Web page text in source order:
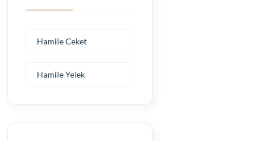
Hamile Ceket
Hamile Yelek